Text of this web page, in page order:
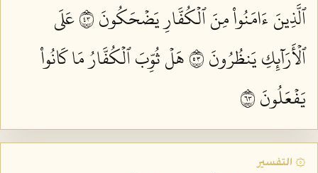
ٱلَّذِينَ ءَامَنُواْ مِنَ ٱلۡكُفَّارِ يَضۡحَكُونَ ٣٤
عَلَى
ٱلۡأَرَآئِكِ يَنظُرُونَ ٣٥
هَلۡ ثُوِّبَ ٱلۡكُفَّارُ مَا كَانُواْ
يَفۡعَلُونَ ٣٦
۞ التفسير